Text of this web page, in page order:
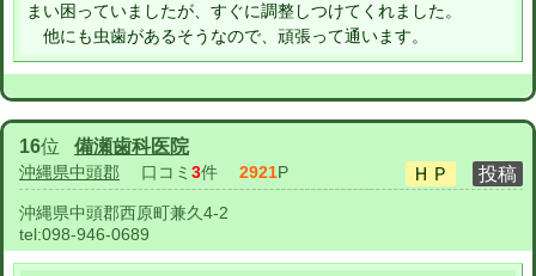
まい困っていましたが、すぐに調整しつけてくれました。
他にも虫歯があるそうなので、頑張って通います。
16位 備瀬歯科医院
沖縄県中頭郡 口コミ 3件 2921P
沖縄県中頭郡西原町兼久4-2
tel:098-946-0689